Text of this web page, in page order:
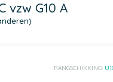
vzw G10 A
RANGSCHIKKING: